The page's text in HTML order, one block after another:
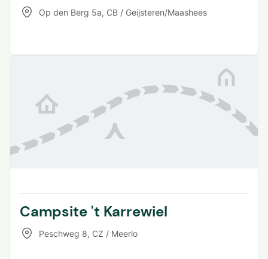
Op den Berg 5a, CB / Geijsteren/Maashees
Campsite 't Karrewiel
Peschweg 8, CZ / Meerlo